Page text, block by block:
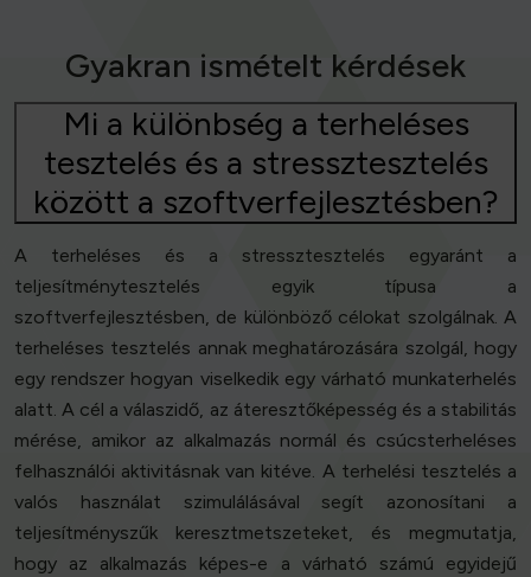
Gyakran ismételt kérdések
Mi a különbség a terheléses
tesztelés és a stressztesztelés
között a szoftverfejlesztésben?
A terheléses és a stressztesztelés egyaránt a
teljesítménytesztelés egyik típusa a
szoftverfejlesztésben, de különböző célokat szolgálnak. A
terheléses tesztelés annak meghatározására szolgál, hogy
egy rendszer hogyan viselkedik egy várható munkaterhelés
alatt. A cél a válaszidő, az áteresztőképesség és a stabilitás
mérése, amikor az alkalmazás normál és csúcsterheléses
felhasználói aktivitásnak van kitéve. A terhelési tesztelés a
valós használat szimulálásával segít azonosítani a
teljesítményszűk keresztmetszeteket, és megmutatja,
hogy az alkalmazás képes-e a várható számú egyidejű